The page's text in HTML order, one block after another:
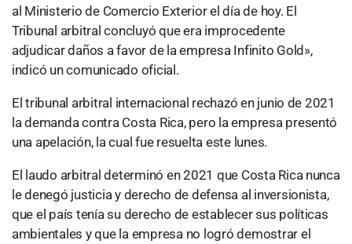
al Ministerio de Comercio Exterior el día de hoy. El
Tribunal arbitral concluyó que era improcedente
adjudicar daños a favor de la empresa Infinito Gold»,
indicó un comunicado oficial.
El tribunal arbitral internacional rechazó en junio de 2021
la demanda contra Costa Rica, pero la empresa presentó
una apelación, la cual fue resuelta este lunes.
El laudo arbitral determinó en 2021 que Costa Rica nunca
le denegó justicia y derecho de defensa al inversionista,
que el país tenía su derecho de establecer sus políticas
ambientales y que la empresa no logró demostrar el